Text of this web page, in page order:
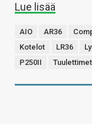
Lue lisää
AIO AR36
Kotelot
LR36
P250II
Tuulettimet